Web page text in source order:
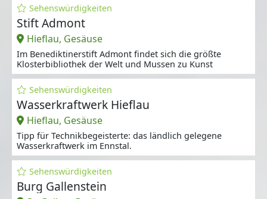
Sehenswürdigkeiten
Stift Admont
Hieflau, Gesäuse
Im Benediktinerstift Admont findet sich die größte
Klosterbibliothek der Welt und Mussen zu Kunst
Sehenswürdigkeiten
Wasserkraftwerk Hieflau
Hieflau, Gesäuse
Tipp für Technikbegeisterte: das ländlich gelegene
Wasserkraftwerk im Ennstal.
Sehenswürdigkeiten
Burg Gallenstein